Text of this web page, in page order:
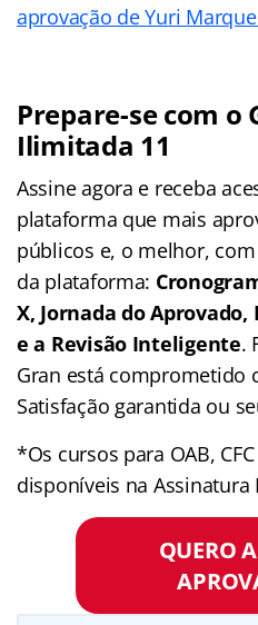
aprovação de Yuri
Prepare-se com o
Ilimitada 11
Assine agora e receba
plataforma que mais
públicos e, o melhor,
da plataforma:
X, Jornada do
e a Revisão Inteligente.
Gran está comprometido
Satisfação garantida ou
*Os cursos para OAB,
disponíveis na Assinatura
QUERO